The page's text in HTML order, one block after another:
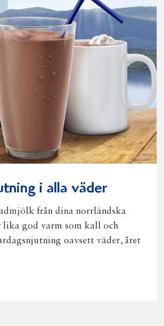
i alla väder
från dina norrländska
lika god varm som kall och
oavsett väder, året